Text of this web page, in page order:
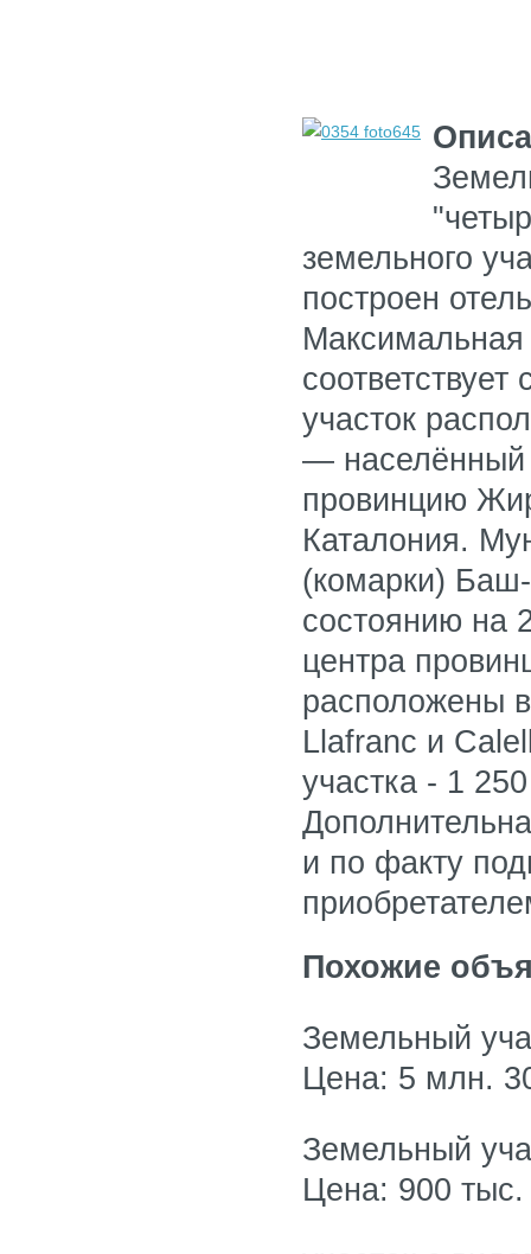
земельного
построен
участок
— населённый
провинцию
Каталония.
(комарки)
состоянию на
центра
расположены
Llafranc и
участка - 1
и по факту
Похожие
Земельный
Цена: 5 млн.
Земельный
Цена: 900 тыс.